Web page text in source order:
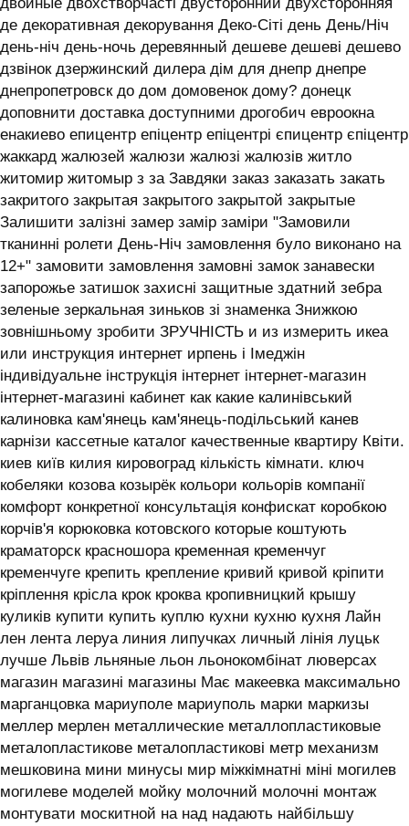
двойные двохстворчасті двусторонний двухсторонняя
де декоративная декорування Деко-Сіті день День/Ніч
день-ніч день-ночь деревянный дешеве дешеві дешево
дзвінок дзержинский дилера дім для днепр днепре
днепропетровск до дом домовенок дому? донецк
доповнити доставка доступними дрогобич евроокна
енакиево епицентр епіцентр епіцентрі єпицентр єпіцентр
жаккард жалюзей жалюзи жалюзі жалюзів житло
житомир житомыр з за Завдяки заказ заказать закать
закритого закрытая закрытого закрытой закрытые
Залишити залізні замер замір заміри "Замовили
тканинні ролети День-Ніч замовлення було виконано на
12+" замовити замовлення замовні замок занавески
запорожье затишок захисні защитные здатний зебра
зеленые зеркальная зиньков зі знаменка Знижкою
зовнішньому зробити ЗРУЧНІСТЬ и из измерить икеа
или инструкция интернет ирпень і ‎Імеджін
індивідуальне інструкція інтернет інтернет-магазин
інтернет-магазині кабинет как какие калинівський
калиновка кам'янець кам'янець-подільський канев
карнізи кассетные каталог качественные квартиру Квіти.
киев київ килия кировоград кількість кімнати. ключ
кобеляки козова козырёк кольори кольорів компанії
комфорт конкретної консультація конфискат коробкою
корчів'я корюковка котовского которые коштують
краматорск красношора кременная кременчуг
кременчуге крепить крепление кривий кривой кріпити
кріплення крісла крок кроква кропивницкий крышу
куликів купити купить куплю кухни кухню кухня ‎Лайн
лен лента леруа линия липучках личный лінія луцьк
лучше Львів льняные льон льонокомбінат люверсах
магазин магазині магазины Має макеевка максимально
марганцовка мариуполе мариуполь марки маркизы
меллер мерлен металлические металлопластиковые
металопластикове металопластикові метр механизм
мешковина мини минусы мир міжкімнатні міні могилев
могилеве моделей мойку молочний молочні монтаж
монтувати москитной на над надають найбільшу